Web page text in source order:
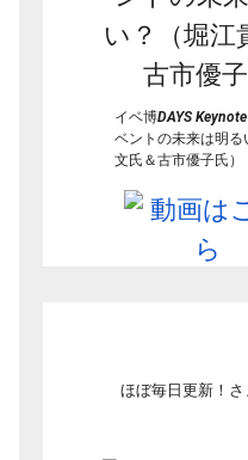
イベ博DAYS
ベントの未来は明る
文氏＆古市優子氏）
ほぼ毎日更新！